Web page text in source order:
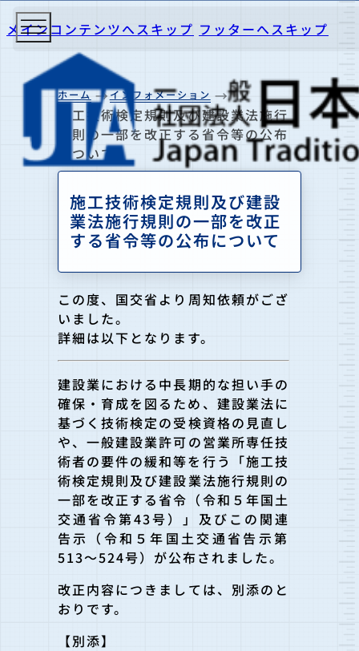
メインコンテンツへスキップ フッターへスキップ
ホーム インフォメーション
施工技術検定規則及び建設業法施行
規則の一部を改正する省令等の公布
について
施工技術検定規則及び建設
業法施行規則の一部を改正
する省令等の公布について
この度、国交省より周知依頼がござ
いました。
詳細は以下となります。
建設業における中長期的な担い手の
確保・育成を図るため、 建設業法に
基づく技術検定の受検資格の見直し
や、一般建設業許可の営業所専任技
術者の要件の緩和等を行う「施工技
術検定規則及び建設業法施行規則の
一部を改正する省令（令和５年国土
交通省令第43号）」及びこの関連
告示（令和５年国土交通省告 示第
513～524号）が公布されました。
改正内容につきましては、別添のと
おりです。
【別添】